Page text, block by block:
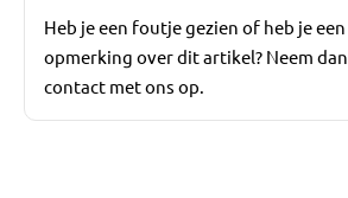
Heb je een foutje gezien of heb je een
opmerking over dit artikel? Neem dan
contact met ons op.